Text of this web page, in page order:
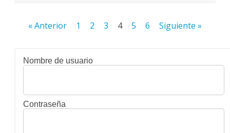
Paginación
entradas
« Anterior 1 2 3 4 5 6 Siguiente »
Nombre de usuario
Contraseña